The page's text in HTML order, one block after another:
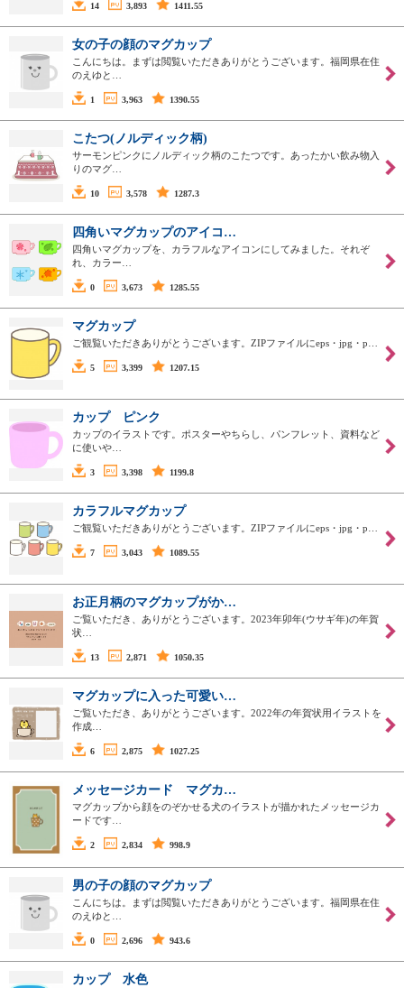
14 3,893 1411.55
女の子の顔のマグカップ
こんにちは。まずは閲覧いただきありがとうございます。福岡県在住
のえゆと…
1 3,963 1390.55
こたつ(ノルディック柄)
サーモンピンクにノルディック柄のこたつです。あったかい飲み物入
りのマグ…
10 3,578 1287.3
四角いマグカップのアイコ…
四角いマグカップを、カラフルなアイコンにしてみました。それぞ
れ、カラー…
0 3,673 1285.55
マグカップ
ご観覧いただきありがとうございます。ZIPファイルにeps・jpg・p…
5 3,399 1207.15
カップ ピンク
カップのイラストです。ポスターやちらし、パンフレット、資料など
に使いや…
3 3,398 1199.8
カラフルマグカップ
ご観覧いただきありがとうございます。ZIPファイルにeps・jpg・p…
7 3,043 1089.55
お正月柄のマグカップがか…
ご覧いただき、ありがとうございます。2023年卯年(ウサギ年)の年賀
状…
13 2,871 1050.35
マグカップに入った可愛い…
ご覧いただき、ありがとうございます。2022年の年賀状用イラストを
作成…
6 2,875 1027.25
メッセージカード マグカ…
マグカップから顔をのぞかせる犬のイラストが描かれたメッセージカ
ードです…
2 2,834 998.9
男の子の顔のマグカップ
こんにちは。まずは閲覧いただきありがとうございます。福岡県在住
のえゆと…
0 2,696 943.6
カップ 水色